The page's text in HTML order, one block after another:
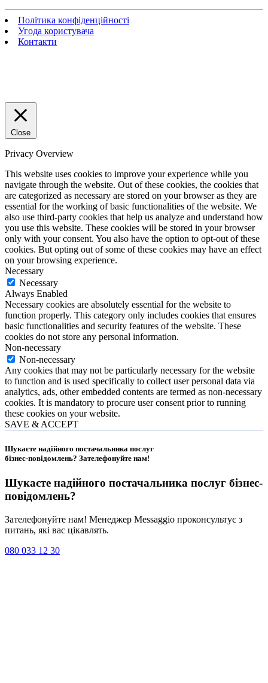
Політика конфіденційності
Угода користувача
Контакти
Close
Privacy Overview
This website uses cookies to improve your experience while you
navigate through the website. Out of these cookies, the cookies that
are categorized as necessary are stored on your browser as they are
essential for the working of basic functionalities of the website. We
also use third-party cookies that help us analyze and understand how
you use this website. These cookies will be stored in your browser
only with your consent. You also have the option to opt-out of these
cookies. But opting out of some of these cookies may have an effect
on your browsing experience.
Necessary
Necessary
Always Enabled
Necessary cookies are absolutely essential for the website to
function properly. This category only includes cookies that ensures
basic functionalities and security features of the website. These
cookies do not store any personal information.
Non-necessary
Non-necessary
Any cookies that may not be particularly necessary for the website
to function and is used specifically to collect user personal data via
analytics, ads, other embedded contents are termed as non-necessary
cookies. It is mandatory to procure user consent prior to running
these cookies on your website.
SAVE & ACCEPT
Шукаєте надійного постачальника послуг
бізнес-повідомлень? Зателефонуйте нам!
Шукаєте надійного постачальника послуг бізнес-
повідомлень?
Зателефонуйте нам! Менеджер Messaggio проконсультує з
питань, які вас цікавлять.
080 033 12 30